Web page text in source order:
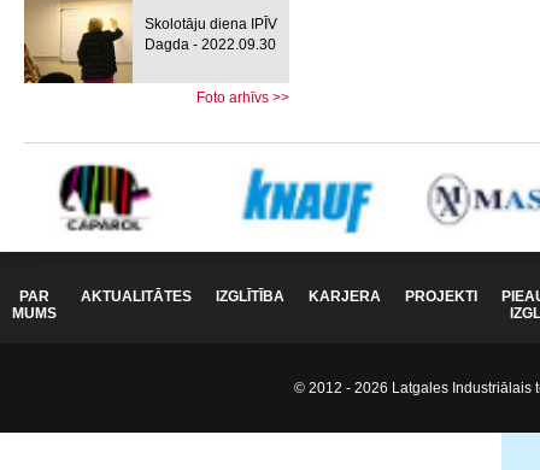
Skolotāju diena IPĪV
Dagda - 2022.09.30
Foto arhīvs >>
PAR
MUMS
AKTUALITĀTES IZGLĪTĪBA KARJERA PROJEKTI
© 2012 - 2026 Latgales Industriālais